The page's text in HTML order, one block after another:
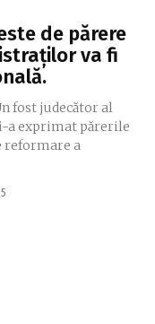
de părere
va fi
fost judecător al
a exprimat părerile
reformare a